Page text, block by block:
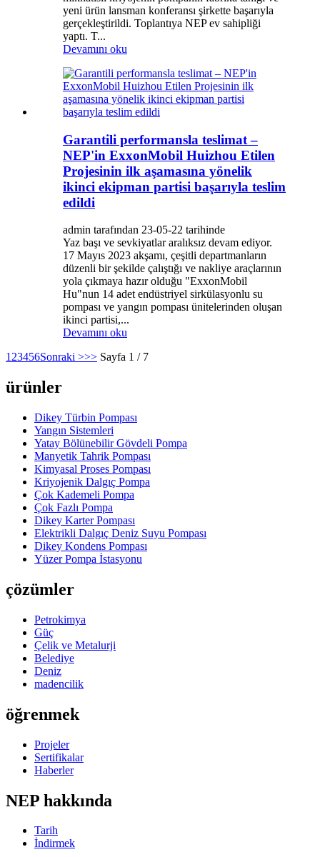
yeni ürün lansman konferansı şirkette başarıyla
gerçekleştirildi. Toplantıya NEP ev sahipliği
yaptı. T...
Devamını oku
Garantili performansla teslimat –
NEP'in ExxonMobil Huizhou Etilen
Projesinin ilk aşamasına yönelik
ikinci ekipman partisi başarıyla teslim
edildi
admin tarafından 23-05-22 tarihinde
Yaz başı ve sevkiyatlar aralıksız devam ediyor.
17 Mayıs 2023 akşamı, çeşitli departmanların
düzenli bir şekilde çalıştığı ve nakliye araçlarının
yola çıkmaya hazır olduğu "ExxonMobil
Hu"nun 14 adet endüstriyel sirkülasyonlu su
pompası ve yangın pompası ünitelerinden oluşan
ikinci partisi,...
Devamını oku
1 23456Sonraki >>> Sayfa 1 / 7
ürünler
Dikey Türbin Pompası
Yangın Sistemleri
Yatay Bölünebilir Gövdeli Pompa
Manyetik Tahrik Pompası
Kimyasal Proses Pompası
Kriyojenik Dalgıç Pompa
Çok Kademeli Pompa
Çok Fazlı Pompa
Dikey Karter Pompası
Elektrikli Dalgıç Deniz Suyu Pompası
Dikey Kondens Pompası
Yüzer Pompa İstasyonu
çözümler
Petrokimya
Güç
Çelik ve Metalurji
Belediye
Deniz
madencilik
öğrenmek
Projeler
Sertifikalar
Haberler
NEP hakkında
Tarih
İndirmek